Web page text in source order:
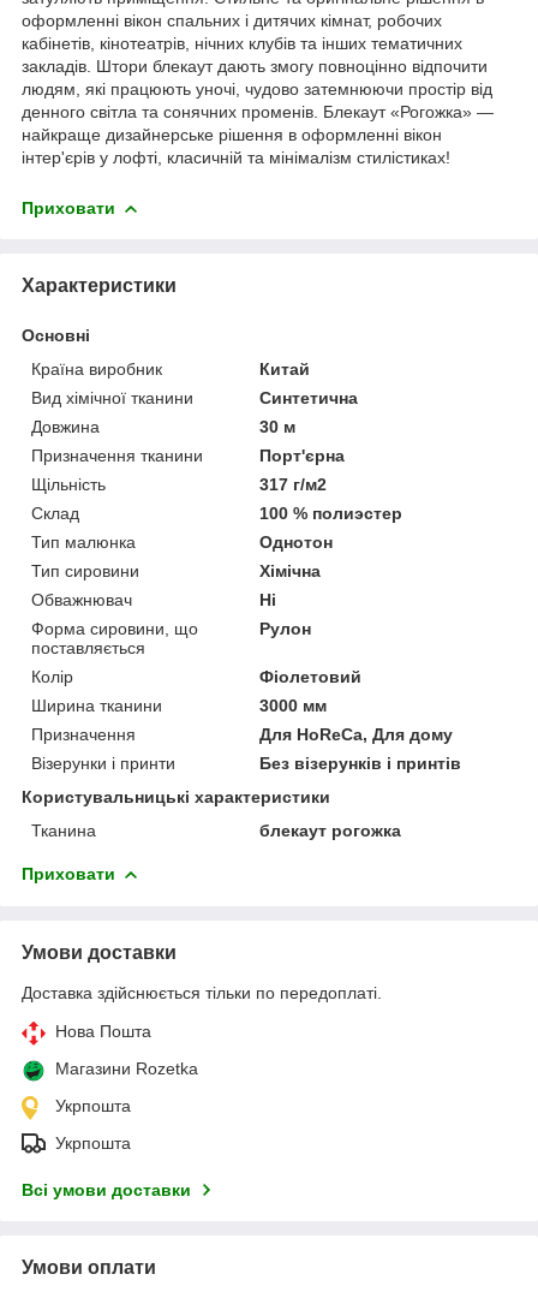
оформленні вікон спальних і дитячих кімнат, робочих
кабінетів, кінотеатрів, нічних клубів та інших тематичних
закладів. Штори блекаут дають змогу повноцінно відпочити
людям, які працюють уночі, чудово затемнюючи простір від
денного світла та сонячних променів. Блекаут «Рогожка» —
найкраще дизайнерське рішення в оформленні вікон
інтер'єрів у лофті, класичній та мінімалізм стилістиках!
Приховати
Характеристики
Основні
Країна виробник
Китай
Вид хімічної тканини
Синтетична
Довжина
30 м
Призначення тканини
Порт'єрна
Щільність
317 г/м2
Склад
100 % полиэстер
Тип малюнка
Однотон
Тип сировини
Хімічна
Обважнювач
Ні
Форма сировини, що
поставляється
Рулон
Колір
Фіолетовий
Ширина тканини
3000 мм
Призначення
Для HoReCa, Для дому
Візерунки і принти
Без візерунків і принтів
Користувальницькі характеристики
Тканина
блекаут рогожка
Приховати
Умови доставки
Доставка здійснюється тільки по передоплаті.
Нова Пошта
Магазини Rozetka
Укрпошта
Укрпошта
Всі умови доставки
Умови оплати